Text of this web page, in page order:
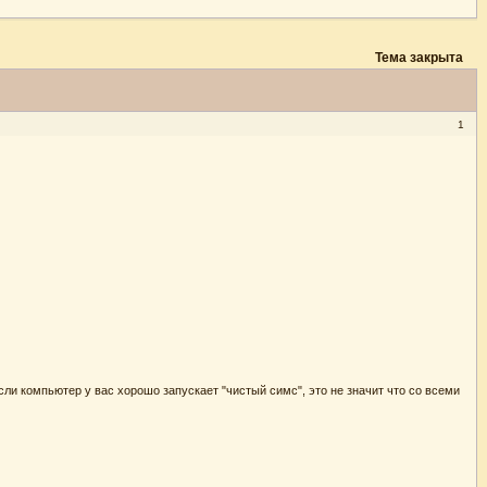
Тема закрыта
1
компьютер у вас хорошо запускает "чистый симс", это не значит что со всеми